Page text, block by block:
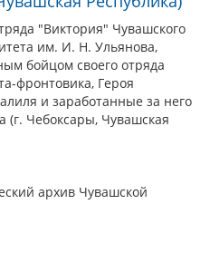
"Виктория" Чувашского
им. И. Н. Ульянова,
бойцом своего отряда
фронтовика, Героя
и заработанные за него
(г. Чебоксары, Чувашская
архив Чувашской